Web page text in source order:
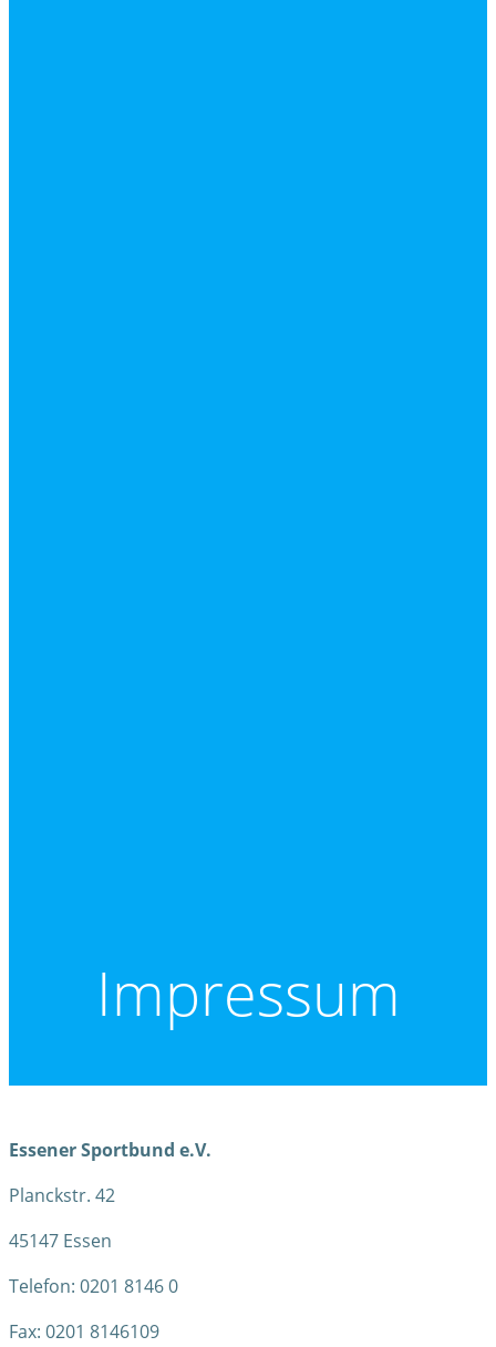
Impressum
Essener Sportbund e.V.
Planckstr. 42
45147 Essen
Telefon: 0201 8146 0
Fax: 0201 8146109